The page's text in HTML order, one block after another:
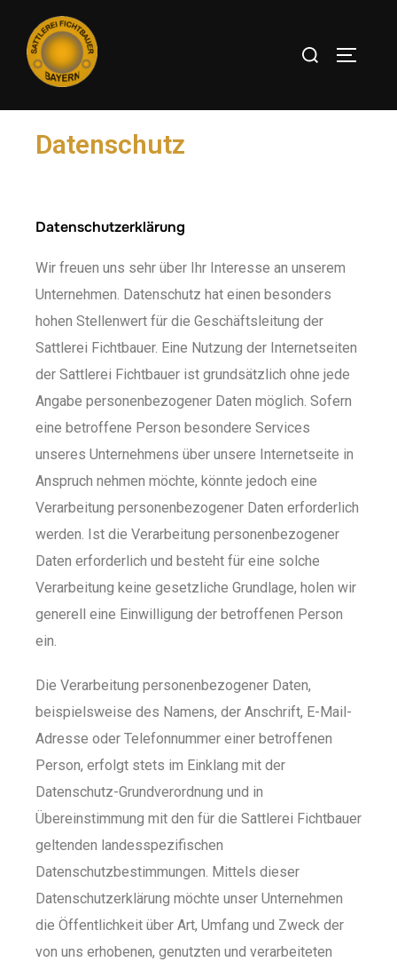
Datenschutz
Datenschutzerklärung
Wir freuen uns sehr über Ihr Interesse an unserem
Unternehmen. Datenschutz hat einen besonders
hohen Stellenwert für die Geschäftsleitung der
Sattlerei Fichtbauer. Eine Nutzung der Internetseiten
der Sattlerei Fichtbauer ist grundsätzlich ohne jede
Angabe personenbezogener Daten möglich. Sofern
eine betroffene Person besondere Services
unseres Unternehmens über unsere Internetseite in
Anspruch nehmen möchte, könnte jedoch eine
Verarbeitung personenbezogener Daten erforderlich
werden. Ist die Verarbeitung personenbezogener
Daten erforderlich und besteht für eine solche
Verarbeitung keine gesetzliche Grundlage, holen wir
generell eine Einwilligung der betroffenen Person
ein.
Die Verarbeitung personenbezogener Daten,
beispielsweise des Namens, der Anschrift, E-Mail-
Adresse oder Telefonnummer einer betroffenen
Person, erfolgt stets im Einklang mit der
Datenschutz-Grundverordnung und in
Übereinstimmung mit den für die Sattlerei Fichtbauer
geltenden landesspezifischen
Datenschutzbestimmungen. Mittels dieser
Datenschutzerklärung möchte unser Unternehmen
die Öffentlichkeit über Art, Umfang und Zweck der
von uns erhobenen, genutzten und verarbeiteten